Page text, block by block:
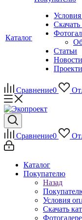
Каталог
Скачать
Статьи
Новости
Сравнение0
Сравнение0
Каталог
Покупателю
Назад
Условия
Скачать